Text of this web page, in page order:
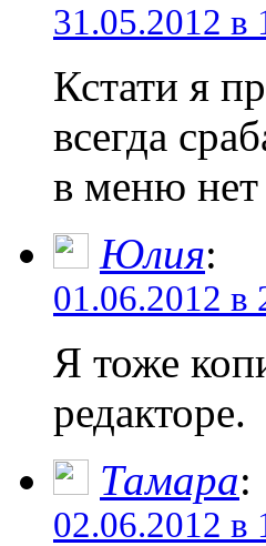
31.05.2012 в
Кстати я
всегда
в меню нет
Юлия:
01.06.2012 в
Я тоже
редакторе.
Тамара:
02.06.2012 в